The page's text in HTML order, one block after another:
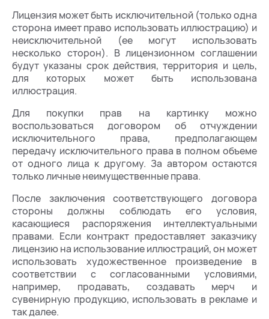
Лицензия может быть исключительной (только одна
сторона имеет право использовать иллюстрацию) и
неисключительной (ее могут использовать
несколько сторон). В лицензионном соглашении
будут указаны срок действия, территория и цель,
для которых может быть использована
иллюстрация.
Для покупки прав на картинку можно
воспользоваться договором об отчуждении
исключительного права, предполагающем
передачу исключительного права в полном объеме
от одного лица к другому. За автором остаются
только личные неимущественные права.
После заключения соответствующего договора
стороны должны соблюдать его условия,
касающиеся распоряжения интеллектуальными
правами. Если контракт предоставляет заказчику
лицензию на использование иллюстраций, он может
использовать художественное произведение в
соответствии с согласованными условиями,
например, продавать, создавать мерч и
сувенирную продукцию, использовать в рекламе и
так далее.